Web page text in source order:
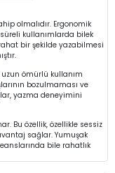
olmalıdır. Ergonomik
kullanımlarda bilek
rahat bir şekilde yazabilmesi
ömürlü kullanım
bozulmaması ve
yazma deneyimini
Bu özellik, özellikle sessiz
sağlar. Yumuşak
bile rahatlık